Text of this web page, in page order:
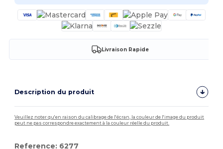
Livraison Rapide
Description du produit
Veuillez noter qu'en raison du calibrage de l'écran, la couleur de l'image du produit
peut ne pas correspondre exactement à la couleur réelle du produit.
Reference: 6277